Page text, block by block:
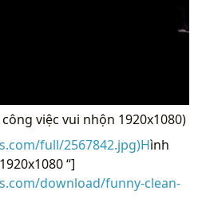
việc vui nhộn 1920x1080)
full/2567842.jpg)Hình
“]
download/funny-clean-